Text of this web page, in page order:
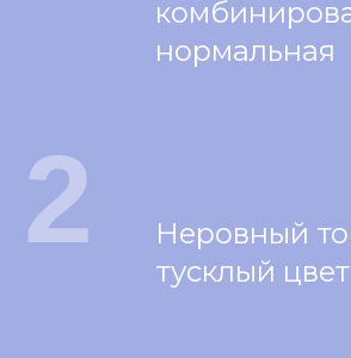
нормальная
Неровный
тусклый
2